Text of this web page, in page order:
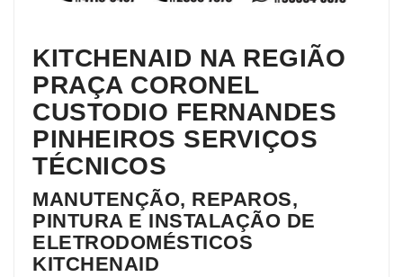
KITCHENAID NA REGIÃO
PRAÇA CORONEL
CUSTODIO FERNANDES
PINHEIROS SERVIÇOS
TÉCNICOS
MANUTENÇÃO, REPAROS,
PINTURA E INSTALAÇÃO DE
ELETRODOMÉSTICOS
KITCHENAID